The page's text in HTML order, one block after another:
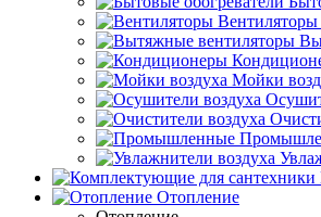
Вентиляторы
Мойки
Отопление